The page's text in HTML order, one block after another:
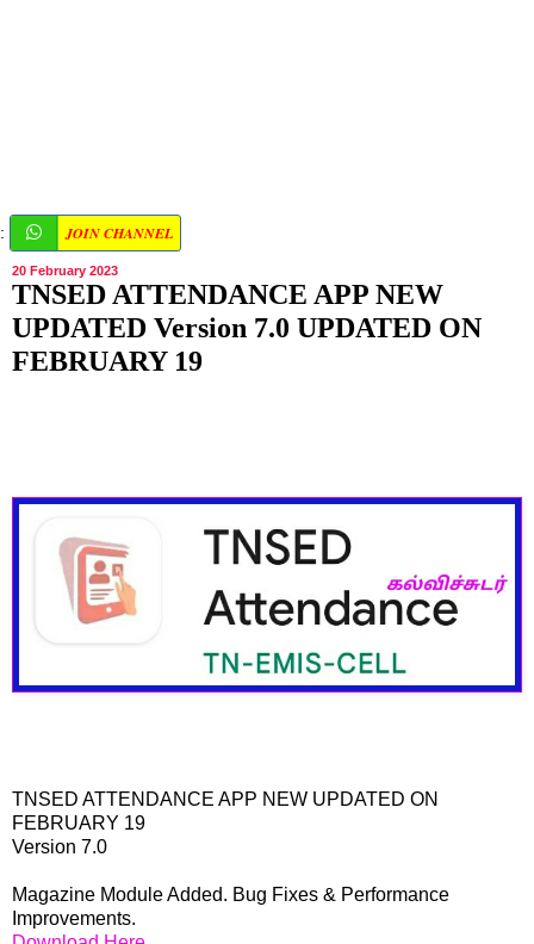
: JOIN CHANNEL
20 February 2023
TNSED ATTENDANCE APP NEW
UPDATED Version 7.0 UPDATED ON
FEBRUARY 19
TNSED ATTENDANCE APP NEW UPDATED ON
FEBRUARY 19
Version 7.0
Magazine Module Added. Bug Fixes & Performance
Improvements.